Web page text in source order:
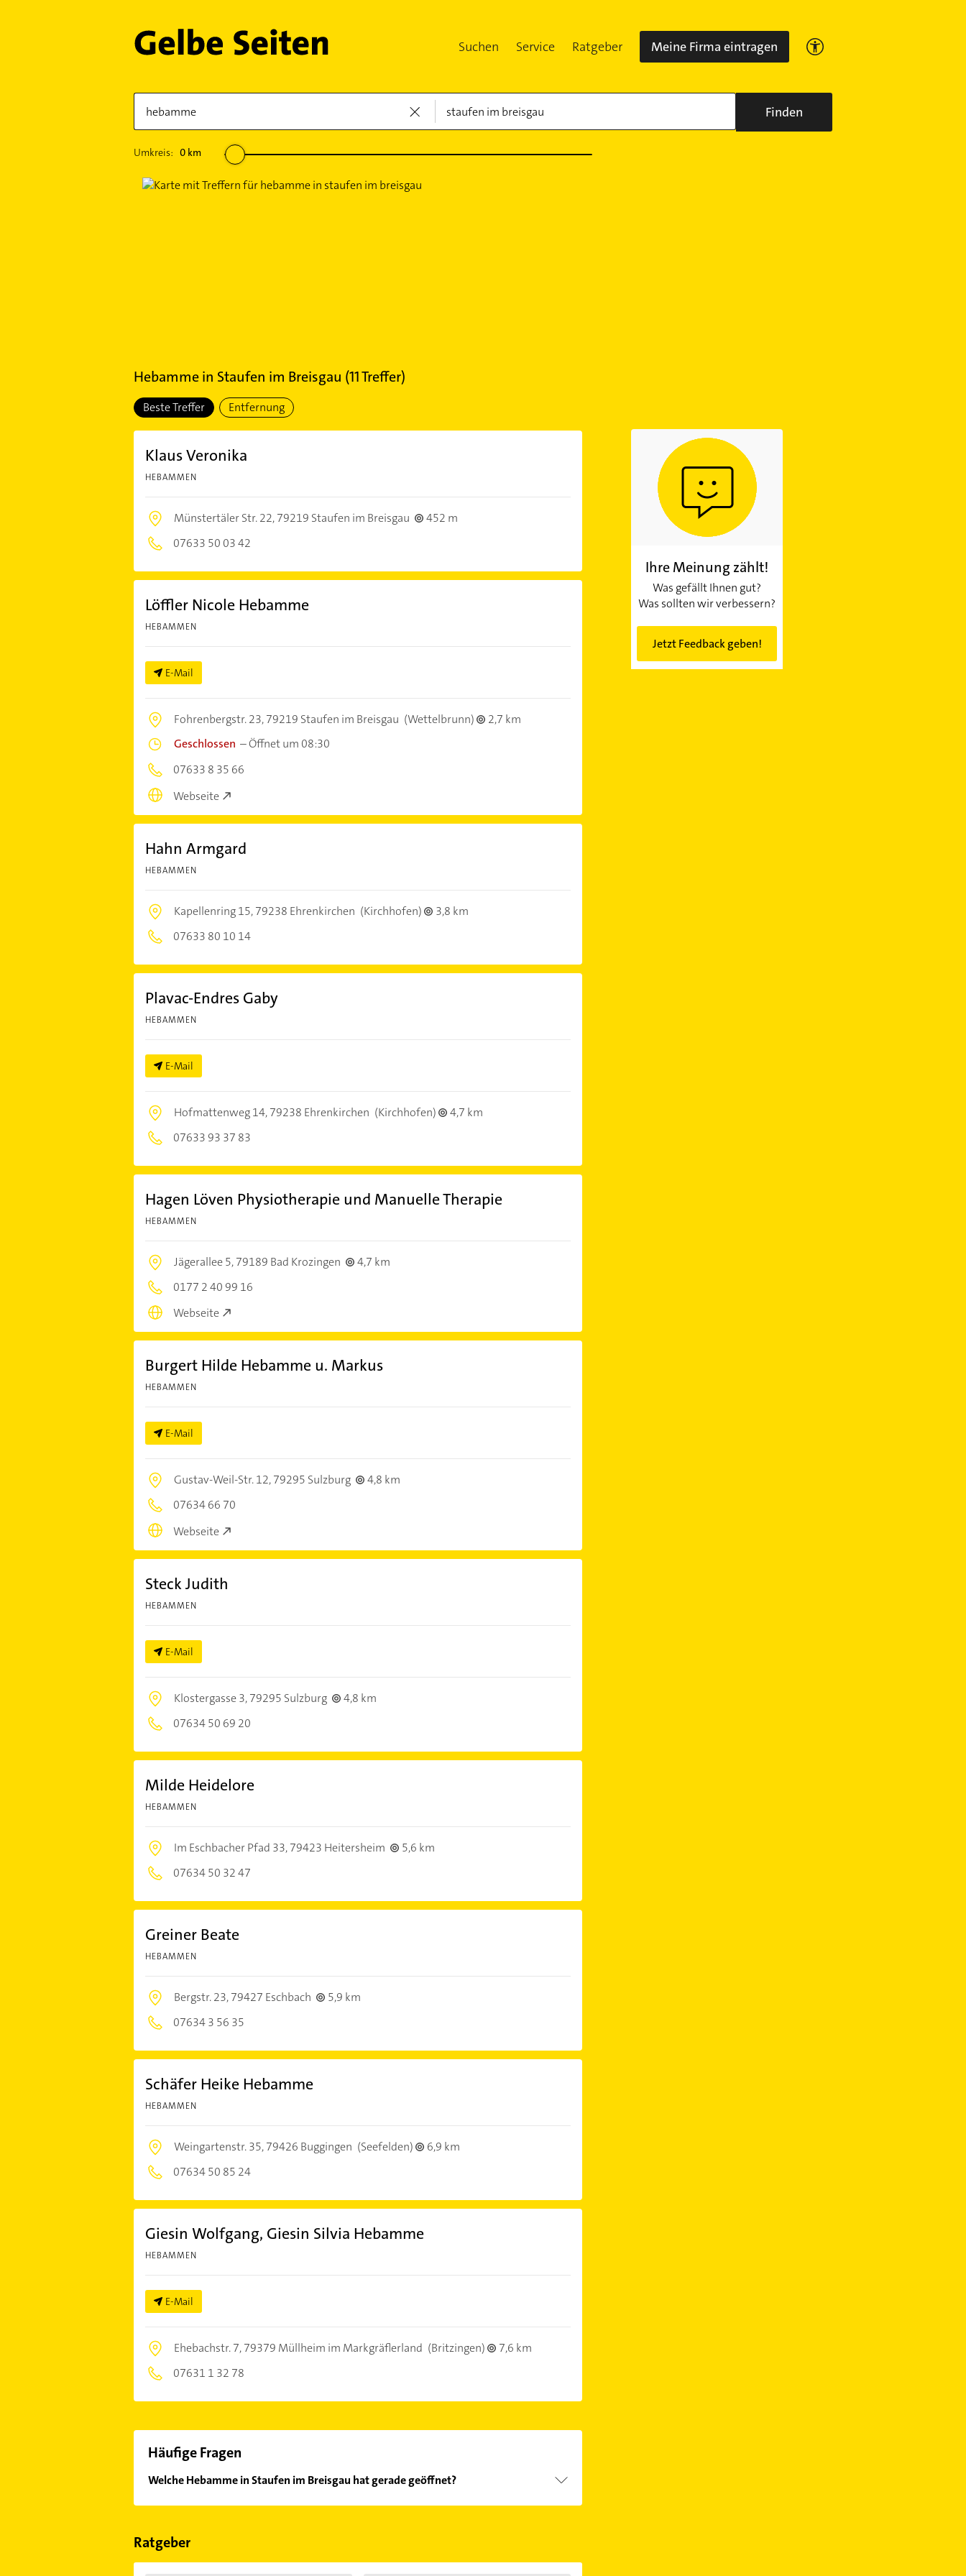
Suchen Service Ratgeber Meine Firma eintragen
Finden
Umkreis: 0km
Hebammein Staufen im Breisgau (11Treffer)
Beste Treffer Entfernung
Klaus Veronika
HEBAMMEN
Münstertäler Str. 22,79219 Staufen im Breisgau
452 m
07633 50 03 42
Löffler Nicole Hebamme
HEBAMMEN
E-Mail
Fohrenbergstr. 23,79219 Staufen im Breisgau (Wettelbrunn)
2,7 km
Geschlossen –Öffnet um 08:30
07633 8 35 66
Webseite
Hahn Armgard
HEBAMMEN
Kapellenring 15,79238 Ehrenkirchen (Kirchhofen)
3,8 km
07633 80 10 14
Plavac-Endres Gaby
HEBAMMEN
E-Mail
Hofmattenweg 14,79238 Ehrenkirchen (Kirchhofen)
4,7 km
07633 93 37 83
Hagen Löven Physiotherapie und Manuelle Therapie
HEBAMMEN
Jägerallee 5,79189 Bad Krozingen
4,7 km
0177 2 40 99 16
Webseite
Burgert Hilde Hebamme u. Markus
HEBAMMEN
E-Mail
Gustav-Weil-Str. 12,79295 Sulzburg
4,8 km
07634 66 70
Webseite
Steck Judith
HEBAMMEN
E-Mail
Klostergasse 3,79295 Sulzburg
4,8 km
07634 50 69 20
Milde Heidelore
HEBAMMEN
Im Eschbacher Pfad 33,79423 Heitersheim
5,6 km
07634 50 32 47
Greiner Beate
HEBAMMEN
Bergstr. 23,79427 Eschbach
5,9 km
07634 3 56 35
Schäfer Heike Hebamme
HEBAMMEN
Weingartenstr. 35,79426 Buggingen (Seefelden)
6,9 km
07634 50 85 24
Giesin Wolfgang, Giesin Silvia Hebamme
HEBAMMEN
E-Mail
Ehebachstr. 7,79379 Müllheim im Markgräflerland (Britzingen)
7,6 km
07631 1 32 78
Häufige Fragen
Welche Hebamme in Staufen im Breisgau hat gerade geöffnet?
Im Anbieter-Bereich finden Sie alleÖffnungszeiten. Bitte beachten Sie, dass diese an
Ratgeber
Ihre Meinung zählt!
Was gefällt Ihnen gut?
Was sollten wir verbessern?
Jetzt Feedback geben!